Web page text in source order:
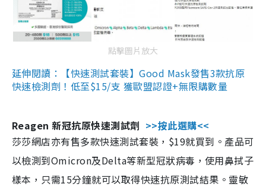
點擊圖片放大
延伸閱讀：【快速測試套裝】Good Mask發售3款抗原
快速檢測劑！低至$15/支 獲歐盟認證+無限購數量
Reagen 新冠抗原快速測試劑 >>按此選購<<
莎莎網店亦有售多款快速測試套裝，$19就買到。產品可
以檢測到Omicron及Delta等新型冠狀病毒，使用鼻拭子
樣本，只需15分鐘就可以取得快速抗原測試結果。靈敏